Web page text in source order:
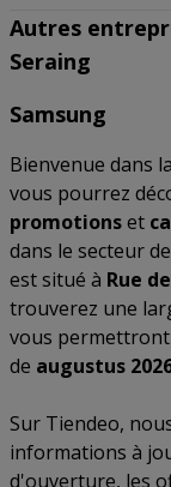
Autres
Seraing
Samsung
Bienvenue dans
vous pourrez
promotionset
dans le secteur de
est situé à Rue
trouverez une
vous
de augustus
Sur Tiendeo,
informations à
d'ouverture, les